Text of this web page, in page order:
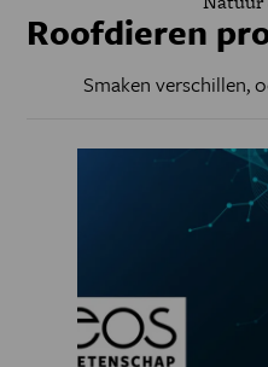
Roofdieren
Smaken verschillen,